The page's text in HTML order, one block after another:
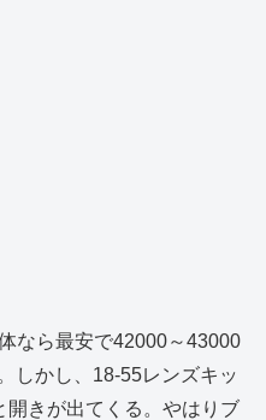
なら最安で42000～43000
しかし、18-55レンズキッ
開きが出てくる。やはりブ